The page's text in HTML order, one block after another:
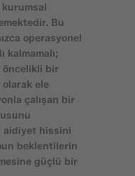
kurumsal
Bu
operasyonel
kalmamalı;
öncelikli bir
ele
çalışan bir
aidiyet hissini
beklentilerin
güçlü bir